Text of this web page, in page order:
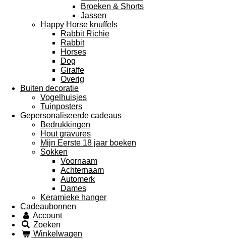
Broeken & Shorts
Jassen
Happy Horse knuffels
Rabbit Richie
Rabbit
Horses
Dog
Giraffe
Overig
Buiten decoratie
Vogelhuisjes
Tuinposters
Gepersonaliseerde cadeaus
Bedrukkingen
Hout gravures
Mijn Eerste 18 jaar boeken
Sokken
Voornaam
Achternaam
Automerk
Dames
Keramieke hanger
Cadeaubonnen
Account
Zoeken
Winkelwagen